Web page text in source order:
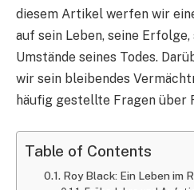
diesem Artikel werfen wir
auf sein Leben, seine Erfolge,
Umstände seines Todes.
wir sein bleibendes
häufig gestellte Fragen über
Table of Contents
Roy Black: Ein Leben im